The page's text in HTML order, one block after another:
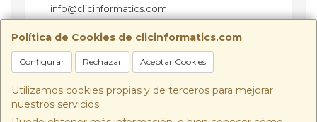
Política de Cookies de clicinformatics.com
Configurar Rechazar Aceptar Cookies
Utilizamos cookies propias y de terceros para mejorar
nuestros servicios.
info@clicinformatics.com
Horario
De lunes a viernes 9:00-13:30/16:00-19:30 Sábados
10:00-13:00